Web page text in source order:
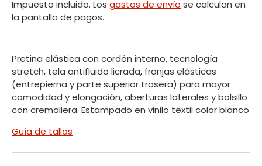
Impuesto incluido. Los gastos de envío se calculan en
la pantalla de pagos.
Pretina elástica con cordón interno, tecnología
stretch, tela antifluido licrada, franjas elásticas
(entrepierna y parte superior trasera) para mayor
comodidad y elongación, aberturas laterales y bolsillo
con cremallera. Estampado en vinilo textil color blanco
Guía de tallas